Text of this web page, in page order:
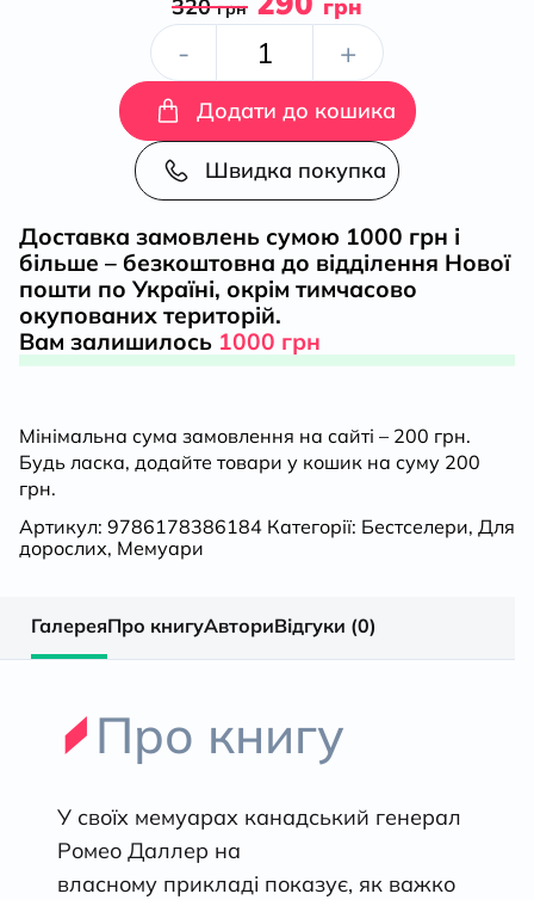
320грн грн
-
очікуванні
першого
променя
сонця:
Моя
боротьба
з
кількість
+
Додати до кошика
Швидка покупка
Доставка замовлень сумою 1000 грн і
більше – безкоштовна до відділення Нової
пошти по Україні, окрім тимчасово
окупованих територій.
Вам залишилось 1000 грн
Мінімальна сума замовлення на сайті – 200 грн.
Будь ласка, додайте товари у кошик на суму 200
грн.
Артикул: 9786178386184 Категорії: Бестселери, Для
дорослих, Мемуари
ГалереяПро книгуАвториВідгуки (0)
Про книгу
У своїх мемуарах канадський генерал
Ромео Даллер на
власному прикладі показує, як важко